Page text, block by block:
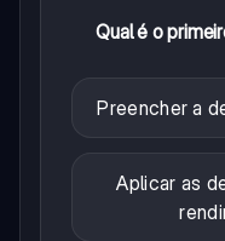
Qual é o
Preencher a
Aplicar as